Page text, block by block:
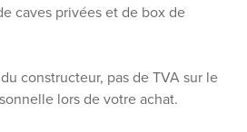
caves privées et de box de
constructeur, pas de TVA sur le
lors de votre achat.